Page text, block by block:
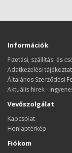
Információk
Fizetési, szállítási és
Adatkezelési
Általános Szerződési
Aktuális hírek -
Vevőszolgálat
Kapcsolat
Honlaptérkép
Fiókom